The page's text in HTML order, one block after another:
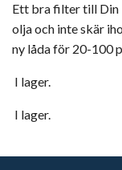
Ett bra filter till Din
olja och inte skär
ny låda för 20-100
I lager.
I lager.